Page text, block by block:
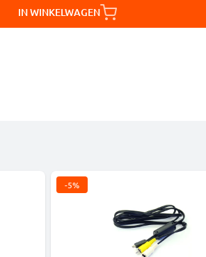
IN WINKELWAGEN
-5%